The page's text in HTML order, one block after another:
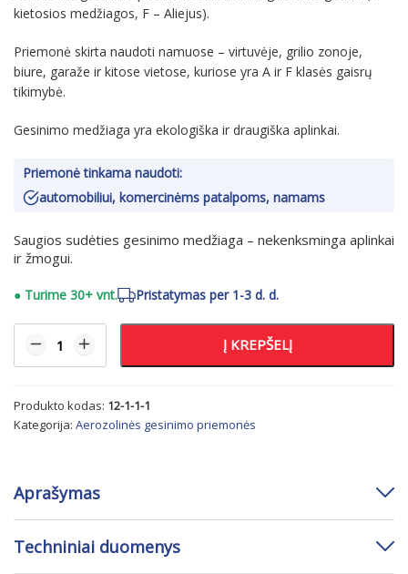
kietosios medžiagos, F – Aliejus).
Priemonė skirta naudoti namuose – virtuvėje, grilio zonoje,
biure, garaže ir kitose vietose, kuriose yra A ir F klasės gaisrų
tikimybė.
Gesinimo medžiaga yra ekologiška ir draugiška aplinkai.
Priemonė tinkama naudoti:
automobiliui, komercinėms patalpoms, namams
Saugios sudėties gesinimo medžiaga – nekenksminga aplinkai
ir žmogui.
● Turime 30+ vnt. Pristatymas per 1-3 d. d.
Į KREPŠELĮ
Produkto kodas: 12-1-1-1
Kategorija: Aerozolinės gesinimo priemonės
Aprašymas
Techniniai duomenys